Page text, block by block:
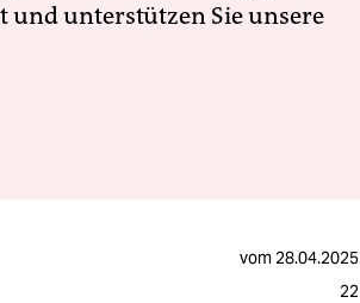
und unterstützen Sie unsere
vom28.04.2025
22